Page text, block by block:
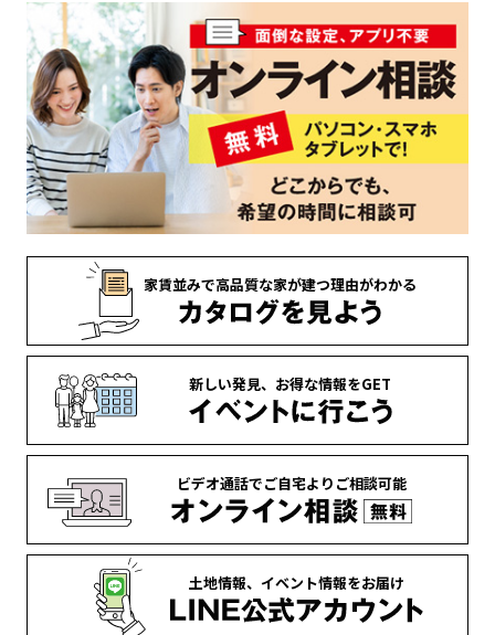
家賃並みで高品質な家が建つ理由がわかる
新しい発見、 お得な情報をGET
ビデオ通話でご自宅より ご相談可能
土地情報、 イベント情報をお届け